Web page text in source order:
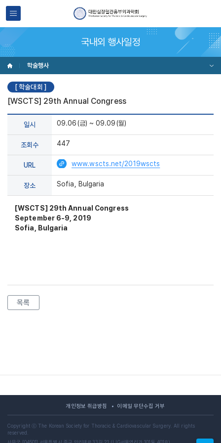
국내외 행사일정
학술행사
[ 학술대회 ]
[WSCTS] 29th Annual Congress
일시 09.06(금) ~ 09.09(월)
조회수 447
URL www.wscts.net/2019wscts
장소 Sofia, Bulgaria
[WSCTS] 29th Annual Congress
September 6-9, 2019
Sofia, Bulgaria
목록
개인정보 취급방침 이메일 무단수집 거부
Copyright ⓒ The Korean Society for Thoracic & Cardiovascular Surgery. All rights
reserved.